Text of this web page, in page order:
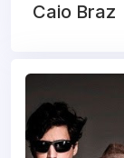
Caio Braz